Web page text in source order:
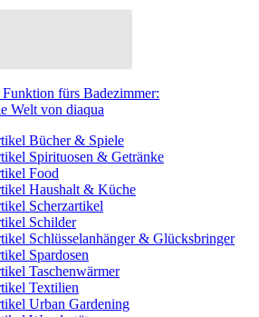
fürs Badezimmer:
Welt von diaqua
Bücher & Spiele
Spirituosen & Getränke
Food
Haushalt & Küche
Scherzartikel
Schilder
Schlüsselanhänger & Glücksbringer
Spardosen
Taschenwärmer
Textilien
Urban Gardening